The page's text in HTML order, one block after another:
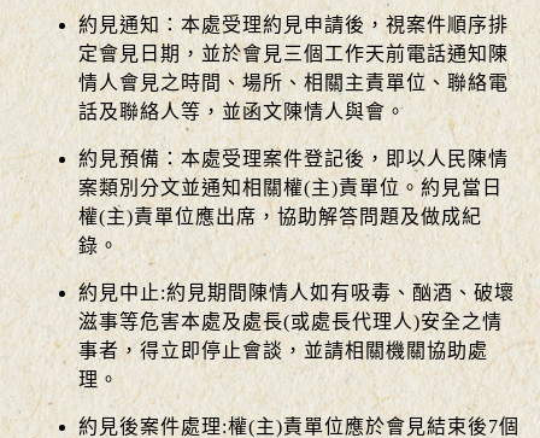
約見通知：本處受理約見申請後，視案件順序排
定會見日期，並於會見三個工作天前電話通知陳
情人會見之時間、場所、相關主責單位、聯絡電
話及聯絡人等，並函文陳情人與會。
約見預備：本處受理案件登記後，即以人民陳情
案類別分文並通知相關權(主)責單位。約見當日
權(主)責單位應出席，協助解答問題及做成紀
錄。
約見中止:約見期間陳情人如有吸毒、酗酒、破壞
滋事等危害本處及處長(或處長代理人)安全之情
事者，得立即停止會談，並請相關機關協助處
理。
約見後案件處理:權(主)責單位應於會見結束後7個